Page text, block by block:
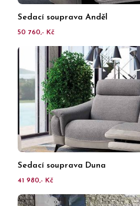
Sedací souprava Anděl
50 760,- Kč
Sedací souprava Duna
41 980,- Kč